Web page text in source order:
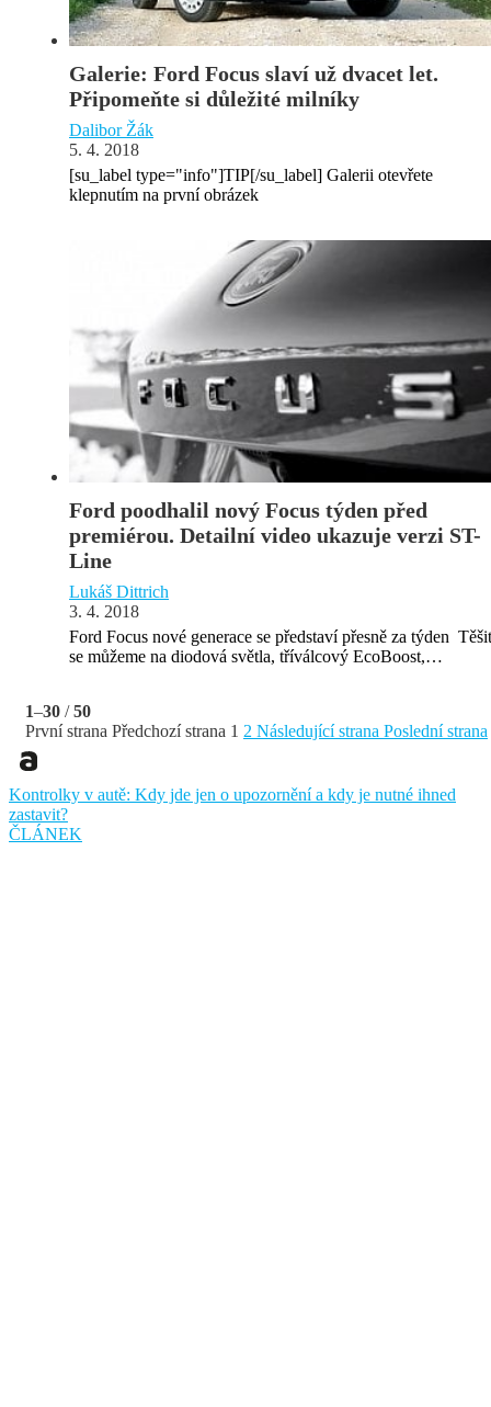
Galerie: Ford Focus slaví už dvacet let.
Připomeňte si důležité milníky
Dalibor Žák
5. 4. 2018
[su_label type="info"]TIP[/su_label] Galerii otevřete
klepnutím na první obrázek
Ford poodhalil nový Focus týden před
premiérou. Detailní video ukazuje verzi ST-
Line
Lukáš Dittrich
3. 4. 2018
Ford Focus nové generace se představí přesně za týden Těšit
se můžeme na diodová světla, tříválcový EcoBoost,…
1–30 /50
První strana Předchozí strana 1 2 Následující strana Poslední strana
Kontrolky v autě: Kdy jde jen o upozornění a kdy je nutné ihned
zastavit?
ČLÁNEK